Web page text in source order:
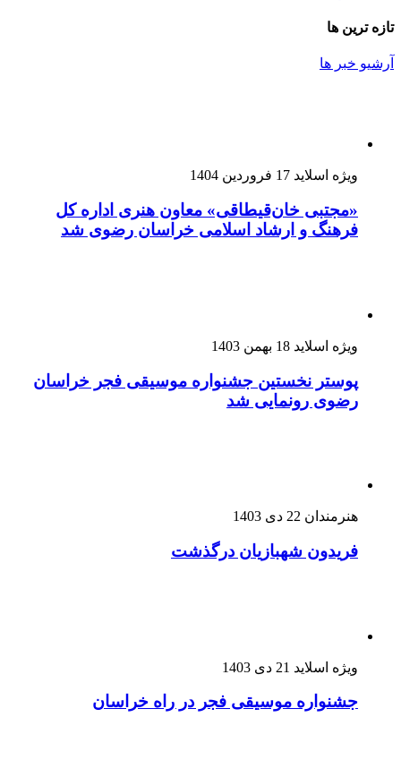
تازه ترین ها
آرشیو خبر ها
ویژه اسلاید 17 فروردین 1404
«مجتبی خان‌قیطاقی» معاون هنری اداره کل
فرهنگ و ارشاد اسلامی خراسان رضوی شد
ویژه اسلاید 18 بهمن 1403
پوستر نخستین جشنواره موسیقی فجر خراسان
رضوی رونمایی شد
هنرمندان 22 دی 1403
فریدون شهبازیان درگذشت
ویژه اسلاید 21 دی 1403
جشنواره موسیقی فجر در راه خراسان